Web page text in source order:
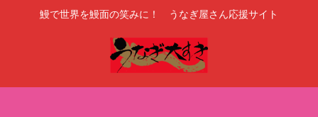
鰻で世界を鰻面の笑みに！ うなぎ屋さん応援サイト